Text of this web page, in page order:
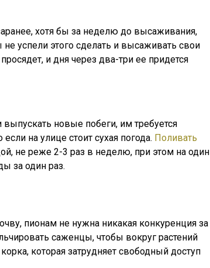
хотя бы за неделю до высаживания,
успели этого сделать и высаживать свои
и дня через два-три ее придется
новые побеги, им требуется
на улице стоит сухая погода. Поливать
не реже 2-3 раз в неделю, при этом на один
за один раз.
пионам не нужна никакая конкуренция за
саженцы, чтобы вокруг растений
которая затрудняет свободный доступ